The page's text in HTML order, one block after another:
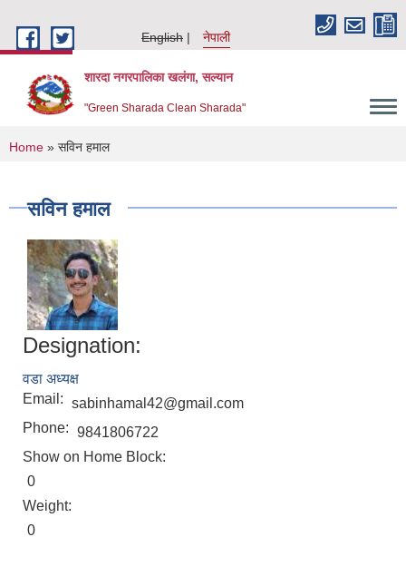
English
नेपाली
शारदा नगरपालिका खलंगा, सल्यान
"Green Sharada Clean Sharada"
You are here
Home » सविन हमाल
सविन हमाल
Designation:
वडा अध्यक्ष
Email: sabinhamal42@gmail.com
Phone: 9841806722
Show on Home Block:
0
Weight:
0